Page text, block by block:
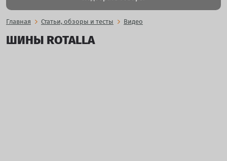
Главная Статьи, обзоры и тесты Видео
ШИНЫ ROTALLA